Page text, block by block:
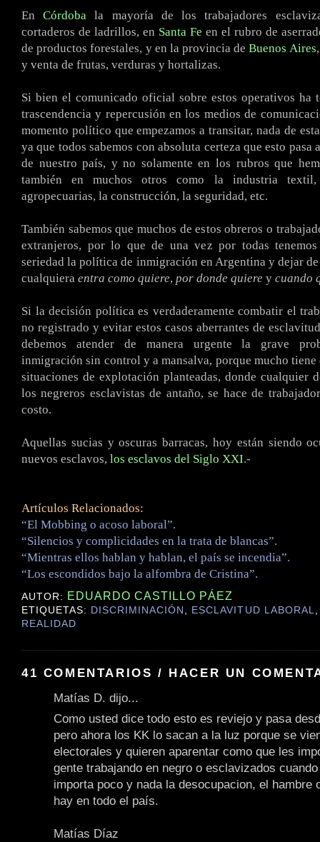
EnCórdoba la mayoría de los trabajadores
cortaderos de ladrillos, en Santa Fe en el rubro de
de productos forestales, y en la provincia deBuenos Aires
y venta de frutas, verduras y hortalizas.
Si bien el comunicado oficial sobre estos operativos ha
trascendencia y repercusión en los medios de
momento político que empezamos a transitar, nada de
ya que todos sabemos con absoluta certeza que esto pasa
de nuestro país, y no solamente en los rubros que
también en muchos otros como la industria textil,
agropecuarias, la construcción, la seguridad, etc.
También sabemos que muchos de estos obreros o
extranjeros, por lo que de una vez por todas
seriedad la política de inmigración en Argentina y dejar
cualquiera entra como quiere, por donde quiere y cuando
Si la decisión política es verdaderamente combatir el
no registrado y evitar estos casos aberrantes de
debemos atender de manera urgente la grave
inmigración sin control y a mansalva, porque mucho tiene
situaciones de explotación planteadas, donde cualquier
los negreros esclavistas de antaño, se hace de
costo.
Aquellas sucias y oscuras barracas, hoy están siendo
nuevos esclavos, los esclavos del Siglo XXI.-
Artículos Relacionados:
“El Mobbing o acoso laboral”.
“Silencios y complicidades en la trata de blancas”.
“Mientras ellos hablan y hablan, el país se incendia”.
“Los escondidos bajo la alfombra de Cristina”.
AUTOR: EDUARDO CASTILLO PÁEZ
ETIQUETAS: DISCRIMINACIÓN , ESCLAVITUD LABORAL
REALIDAD
41 COMENTARIOS / HACER UN
Matías D. dijo...
Como usted dice todo esto es reviejo y pasa
pero ahora los KK lo sacan a la luz porque se
electorales y quieren aparentar como que les
gente trabajando en negro o esclavizados
importa poco y nada la desocupacion, el hambre
hay en todo el país.
Matías Díaz